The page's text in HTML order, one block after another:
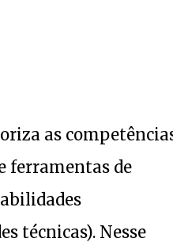
as
ferramentas de
técnicas). Nesse